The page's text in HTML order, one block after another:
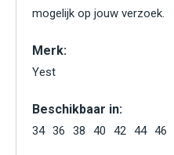
mogelijk op jouw verzoek.
Merk:
Yest
Beschikbaar in:
34 36 38 40 42 44 46